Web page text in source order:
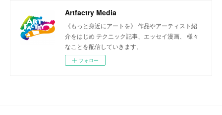
Artfactry Media
《もっと身近にアートを》 作品やアーティスト紹
介をはじめ テクニック記事、エッセイ漫画、 様々
なことを配信していきます。
フォロー